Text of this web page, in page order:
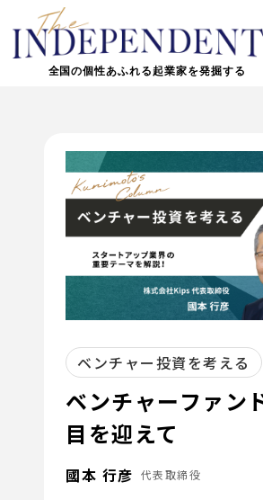
全国の個性あふれる起業家を発掘する
ベンチャー投資を考える
ベンチャーファン
目を迎えて
國本 行彦 代表取締役